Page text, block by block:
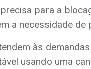
para a
a necessidade
às
usando uma